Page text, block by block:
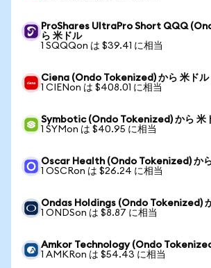
ProShares UltraPro Short QQQ
ら 米ドル
1 SQQQon は $39.41 に相当
Ciena (Ondo Tokenized) から 米ドル
1 CIENon は $408.01 に相当
Symbotic (Ondo Tokenized) から 米
1 SYMon は $40.95 に相当
Oscar Health (Ondo Tokenized) か
1 OSCRon は $26.24 に相当
Ondas Holdings (Ondo Tokenized)
1 ONDSon は $8.87 に相当
Amkor Technology (Ondo
1 AMKRon は $54.43 に相当